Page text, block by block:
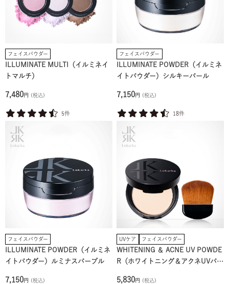
フェイスパウダー
ILLUMINATE MULTI（イルミネイ
トマルチ）
7,480 円 (税込)
5件
フェイスパウダー
ILLUMINATE POWDER（イルミネ
イトパウダー）シルキーパール
7,150 円 (税込)
18件
フェイスパウダー
ILLUMINATE POWDER（イルミネ
イトパウダー）ルミナスパープル
7,150 円 (税込)
UVケア フェイスパウダー
WHITENING ＆ ACNE UV POWDE
R（ホワイトニング＆アクネUVパウ
5,830 円 (税込)